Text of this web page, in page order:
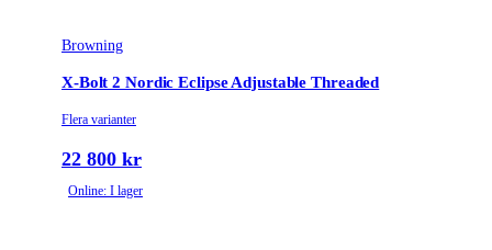
Browning
X-Bolt 2 Nordic Eclipse Adjustable Threaded
Flera varianter
22 800 kr
Online: I lager